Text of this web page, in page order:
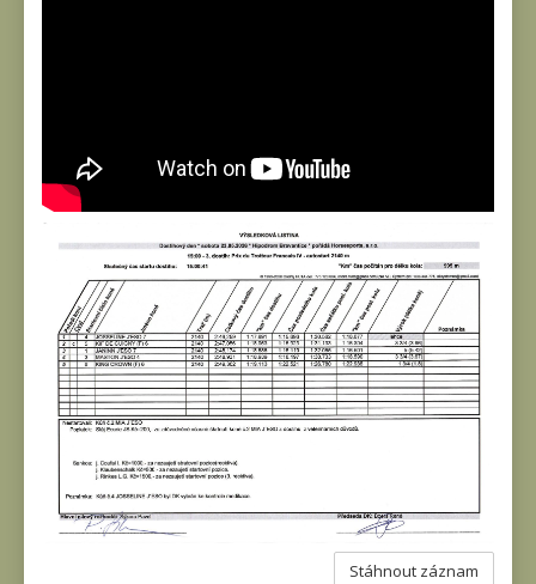
Stáhnout záznam